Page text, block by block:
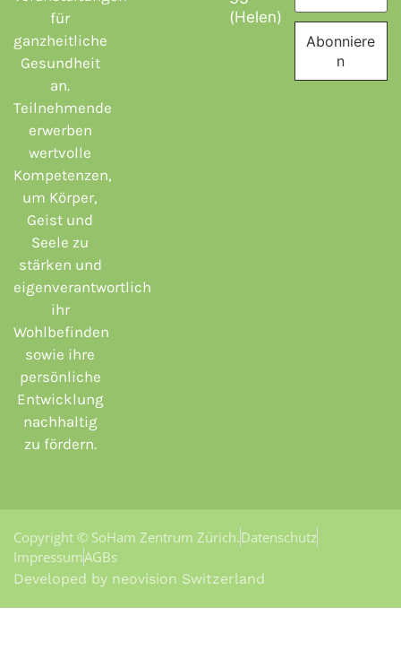
für
ganzheitliche
Gesundheit
an.
Teilnehmende
erwerben
wertvolle
Kompetenzen,
um Körper,
Geist und
Seele zu
stärken und
eigenverantwortlich
ihr
Wohlbefinden
sowie ihre
persönliche
Entwicklung
nachhaltig
zu fördern.
(Helen)
Copyright © SoHam Zentrum Zürich.Datenschutz
ImpressumAGBs
Developed by neovision Switzerland